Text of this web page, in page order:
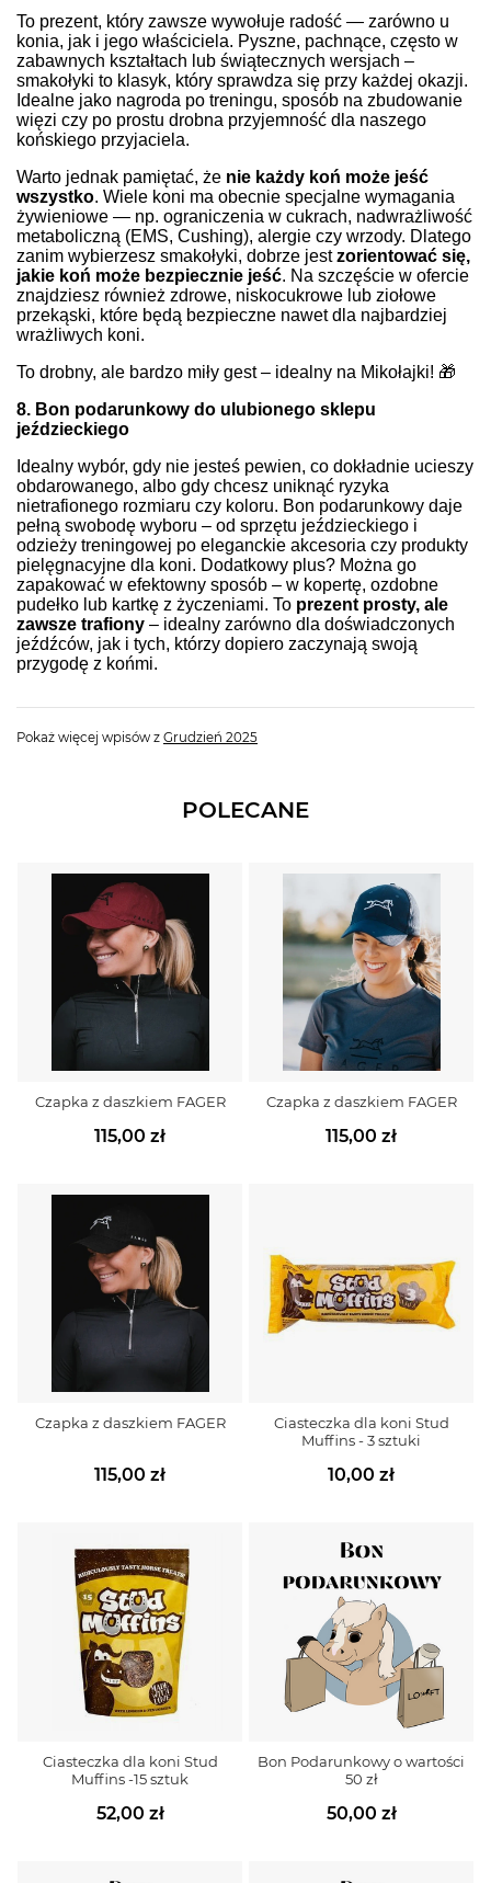
To prezent, który zawsze wywołuje radość — zarówno u
konia, jak i jego właściciela. Pyszne, pachnące, często w
zabawnych kształtach lub świątecznych wersjach –
smakołyki to klasyk, który sprawdza się przy każdej okazji.
Idealne jako nagroda po treningu, sposób na zbudowanie
więzi czy po prostu drobna przyjemność dla naszego
końskiego przyjaciela.
Warto jednak pamiętać, że nie każdy koń może jeść
wszystko. Wiele koni ma obecnie specjalne wymagania
żywieniowe — np. ograniczenia w cukrach, nadwrażliwość
metaboliczną (EMS, Cushing), alergie czy wrzody. Dlatego
zanim wybierzesz smakołyki, dobrze jestzorientować się,
jakie koń może bezpiecznie jeść. Na szczęście w ofercie
znajdziesz również zdrowe, niskocukrowe lub ziołowe
przekąski, które będą bezpieczne nawet dla najbardziej
wrażliwych koni.
To drobny, ale bardzo miły gest – idealny na Mikołajki! 🎁
8. Bon podarunkowy do ulubionego sklepu
jeździeckiego
Idealny wybór, gdy nie jesteś pewien, co dokładnie ucieszy
obdarowanego, albo gdy chcesz uniknąć ryzyka
nietrafionego rozmiaru czy koloru. Bon podarunkowy daje
pełną swobodę wyboru – od sprzętu jeździeckiego i
odzieży treningowej po eleganckie akcesoria czy produkty
pielęgnacyjne dla koni. Dodatkowy plus? Można go
zapakować w efektowny sposób – w kopertę, ozdobne
pudełko lub kartkę z życzeniami. To prezent prosty, ale
zawsze trafiony – idealny zarówno dla doświadczonych
jeźdźców, jak i tych, którzy dopiero zaczynają swoją
przygodę z końmi.
Pokaż więcej wpisów z Grudzień 2025
POLECANE
Czapka z daszkiem FAGER
115,00 zł
Czapka z daszkiem FAGER
115,00 zł
Czapka z daszkiem FAGER
115,00 zł
Ciasteczka dla koni Stud
Muffins - 3 sztuki
10,00 zł
Ciasteczka dla koni Stud
Muffins -15 sztuk
52,00 zł
Bon Podarunkowy o wartości
50 zł
50,00 zł